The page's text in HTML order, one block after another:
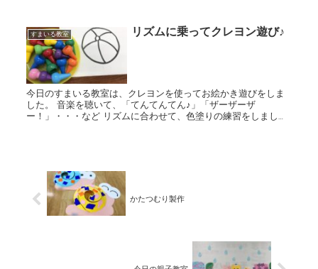
すまいる教室 リズムに乗ってクレヨン遊び♪
今日のすまいる教室は、クレヨンを使ってお絵かき遊びをしま
した。 音楽を聴いて、「てんてんてん♪」「ザーザーザ
ー！」・・・など リズムに合わせて、色塗りの練習をしまし
かたつむり製作